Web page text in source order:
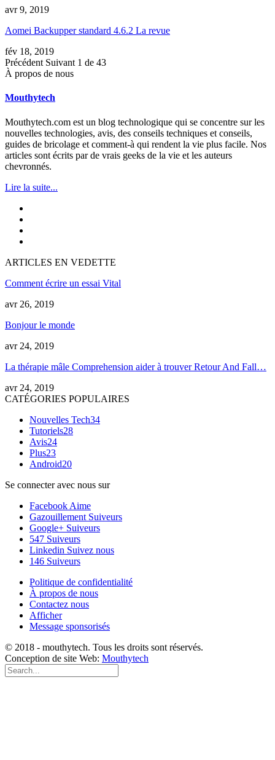
avr 9, 2019
Aomei Backupper standard 4.6.2 La revue
fév 18, 2019
Précédent Suivant 1 de 43
À propos de nous
Mouthytech
Mouthytech.com est un blog technologique qui se concentre sur les
nouvelles technologies, avis, des conseils techniques et conseils,
guides de bricolage et comment-à qui rendent la vie plus facile. Nos
articles sont écrits par de vrais geeks de la vie et les auteurs
chevronnés.
Lire la suite...
ARTICLES EN VEDETTE
Comment écrire un essai Vital
avr 26, 2019
Bonjour le monde
avr 24, 2019
La thérapie mâle Comprehension aider à trouver Retour And Fall…
avr 24, 2019
CATÉGORIES POPULAIRES
Nouvelles Tech34
Tutoriels28
Avis24
Plus23
Android20
Se connecter avec nous sur
Facebook Aime
Gazouillement Suiveurs
Google+ Suiveurs
547 Suiveurs
Linkedin Suivez nous
146 Suiveurs
Politique de confidentialité
À propos de nous
Contactez nous
Afficher
Message sponsorisés
© 2018 - mouthytech. Tous les droits sont réservés.
Conception de site Web: Mouthytech